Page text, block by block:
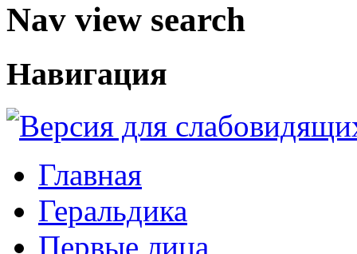
Nav view search
Навигация
Главная
Геральдика
Первые лица